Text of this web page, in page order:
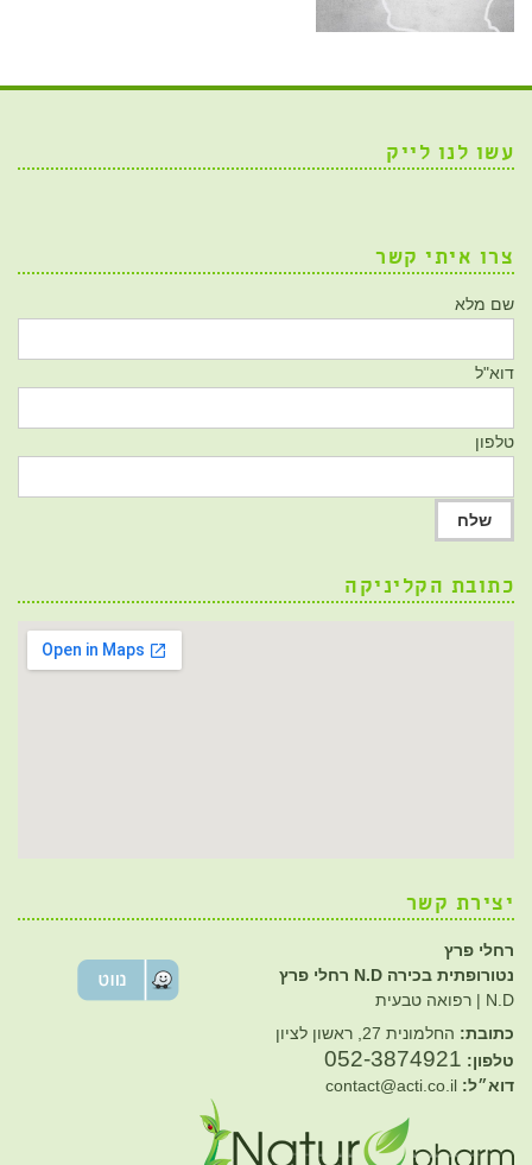
עשו לנו לייק
צרו איתי קשר
שם מלא
דוא"ל
טלפון
כתובת הקליניקה
יצירת קשר
רחלי פרץ
נטורופתית בכירה N.D רחלי פרץ
N.D | רפואה טבעית
כתובת: החלמונית 27, ראשון לציון
טלפון: 052-3874921
דוא״ל: